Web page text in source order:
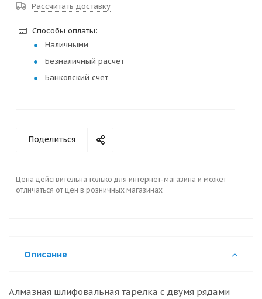
Рассчитать доставку
Способы оплаты:
Наличными
Безналичный расчет
Банковский счет
Поделиться
Цена действительна только для интернет-магазина и может
отличаться от цен в розничных магазинах
Описание
Алмазная шлифовальная тарелка с двумя рядами